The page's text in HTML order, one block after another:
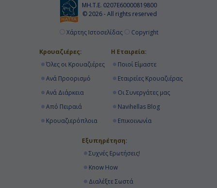
ΜΗ.Τ.Ε. 0207Ε60000819800
© 2026 - All rights reserved
Χάρτης Ιστοσελίδας Copyright
Κρουαζιέρες:
Όλες οι Κρουαζιέρες
Ανά Προορισμό
Ανά Διάρκεια
Από Πειραιά
Κρουαζιερόπλοια
Η Εταιρεία:
Ποιοί Είμαστε
Εταιρείες Κρουαζιέρας
Οι Συνεργάτες μας
Navihellas Blog
Επικοινωνία
Εξυπηρέτηση:
Συχνές Ερωτήσεις!
Know How
Διαλέξτε Σωστά